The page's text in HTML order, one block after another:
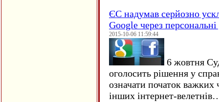
ЄC надумав серйозно
Google через персональні
2015-10-06 11:59:44
6 жовтня
оголосить рішення у
означати початок важких
інших інтернет-